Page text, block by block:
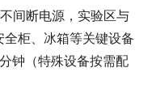
间断电源，实验区与
柜、冰箱等关键设备
钟（特殊设备按需配